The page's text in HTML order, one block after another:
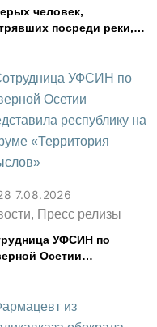
человек,
посреди реки,
7.08.2026
Пресс релизы
УФСИН по
Осетии